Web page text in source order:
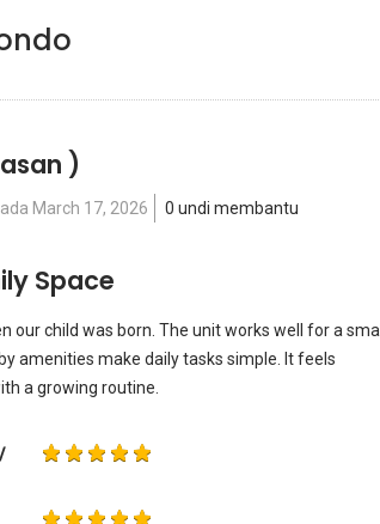
)
March 17, 2026 0 undi membantu
Space
our child was born. The unit works well for a small
amenities make daily tasks simple. It feels
a growing routine.